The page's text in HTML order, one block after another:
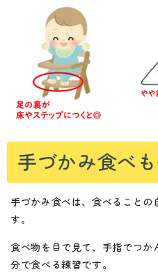
手づかみ食べ
手づかみ食べは、食べること
す。
食べ物を目で見て、手指でつか
分で食べる練習です。